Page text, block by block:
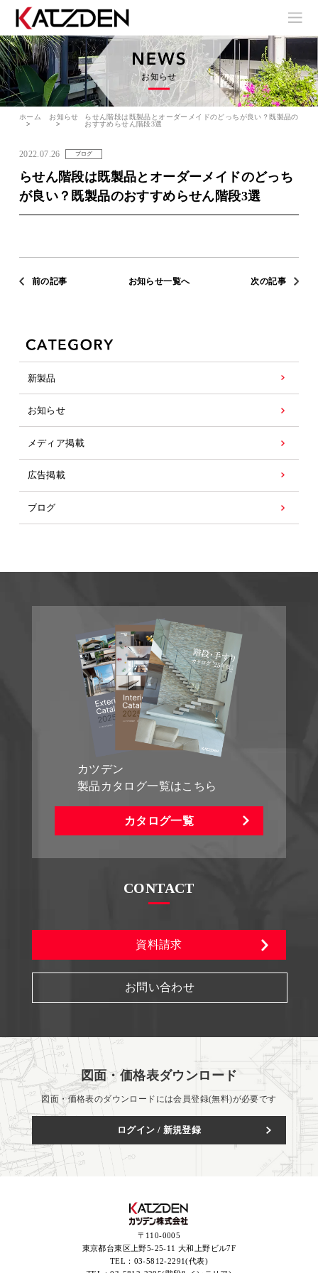
お知らせ
ホーム お知らせ
らせん階段は既製品とオーダーメイドのどっちが良い？既製品の
おすすめらせん階段3選
2022.07.26 ブログ
らせん階段は既製品とオーダーメイドのどっち
が良い？既製品のおすすめらせん階段3選
前の記事 お知らせ一覧へ 次の記事
新製品
お知らせ
メディア掲載
広告掲載
ブログ
カツデン
製品カタログ一覧はこちら
カタログ一覧
CONTACT
資料請求
お問い合わせ
図面・価格表ダウンロード
図面・価格表のダウンロードには会員登録(無料)が必要です
ログイン / 新規登録
〒110-0005
東京都台東区上野5-25-11 大和上野ビル7F
TEL： 03-5812-2291(代表)